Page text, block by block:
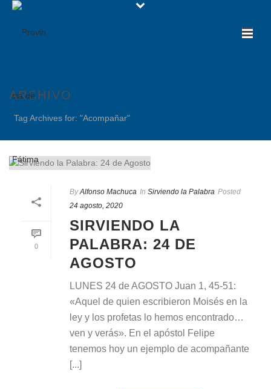
ARCHIVO
Tag Archives for: "Acompañar"
0
By Alfonso Machuca In Sirviendo la Palabra Posted
24 agosto, 2020
SIRVIENDO LA
PALABRA: 24 DE
AGOSTO
LUNES 24 de AGOSTO Juan 1, 45-51:
«Aquel de quien escribieron Moisés en la
ley y los profetas lo hemos encontrado…
ven y verás». En el apóstol Felipe
tenemos hoy un ejemplo de acompañante
[...]